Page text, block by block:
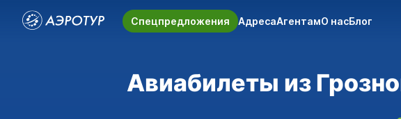
Спецпредложения АдресаАгентамО насБлог
Авиабилеты из